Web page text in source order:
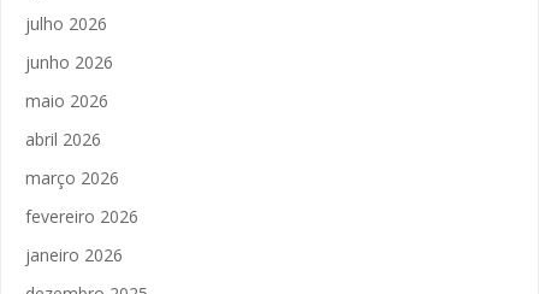
julho 2026
junho 2026
maio 2026
abril 2026
março 2026
fevereiro 2026
janeiro 2026